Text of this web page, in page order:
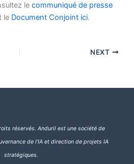
lecommuniqué de presse
le Document Conjoint ici.
NEXT
réservés. Anduril est une société de
de l’IA et direction de projets IA
stratégiques.